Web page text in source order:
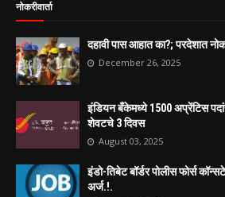
नोकरीवार्ता
दहावी पास आहात का?; परदेशात
December 26, 2025
इंडियन बँकेमध्ये 1500 अप्रेंटिस
शेवटचे 3 दिवस
August 03, 2025
इंडो-तिबेट बॉर्डर पोलीस फोर्स
अर्ज.!.